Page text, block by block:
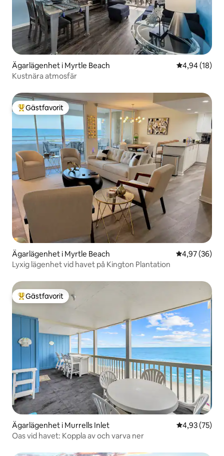
Ägarlägenhet i Myrtle Beach 4,94 av 5 i
4,94 (18)
Kustnära atmosfär
Populär gästfavorit
Gästfavorit
Ägarlägenhet i Myrtle Beach 4,97 av 5 i
4,97 (36)
Lyxig lägenhet vid havet på Kington Plantation
Populär gästfavorit
Gästfavorit
Ägarlägenhet i Murrells Inlet 4,93 av 5 i
4,93 (75)
Oas vid havet: Koppla av och varva ner